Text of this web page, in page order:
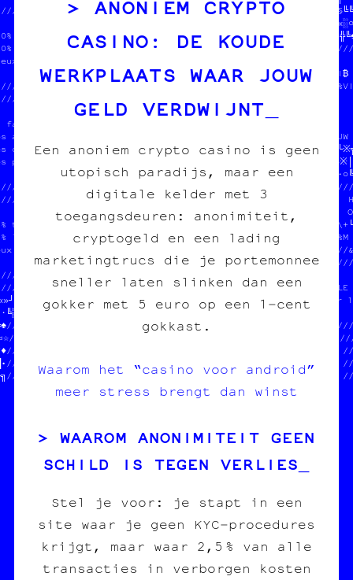
des cartes postales  //§╚╚
★≈ ╗  //•★≡«┼┌·‡//  des posters          //«░○
transwallon          //≡○♥※※░═¶//                       //
légal  //////////////////////////////////////////////////////
que su//                              //
//  SOUTENIR LE PROJET          //JEAN-CHAT ET MOOMIN
tout pour l'image imprimée  //ONT MANGÉ TOUS LES S
//EN CROQUETTES
//////////////////////////////////HELP HELP
fait des //                           ///
affiches////////////////////////////////////†////※////////////
cartes postales  //
posters          //
//╝»─†╚▓└═□○┘·§■═¶★┼┘●·▒┘─♥»┌★★┘═░│¶└└─║≈≡·○╚
░•≡♦║●♣♣▓╗≈////////////////////////////////
«│¶♥┐╝═//
/┘└□·│※♣※//  SOUTENIR LE
transwallon          /─■»●★■║╗//  tout pour l'image imprimée └
légal                //□┘░¶≡·┘//
que sur le darkweb  /////////////////////////////////////////
//                      /////////////////
transwallon          ///
100% légal                ///  SOUTENIR LE
mieux que sur le darkweb  ///  tout pour
$$$  DU POGNON  $$$      ////                            //
POUR COPIE CARBONE ASBL  ////  100% transwallon          //
////  100% légal                //
CASINO: DE KOUDE
WERKPLAATS WAAR JOUW
GELD VERDWIJNT
Een anoniem crypto casino is geen
utopisch paradijs, maar een
digitale kelder met 3
toegangsdeuren: anonimiteit,
cryptogeld en een lading
marketingtrucs die je portemonnee
sneller laten slinken dan een
gokker met 5 euro op een 1‑cent
gokkast.
Waarom het “casino voor android”
meer stress brengt dan winst
WAAROM ANONIMITEIT GEEN
SCHILD IS TEGEN VERLIES
Stel je voor: je stapt in een
site waar je geen KYC‑procedures
krijgt, maar waar 2,5 % van alle
transacties in verborgen kosten